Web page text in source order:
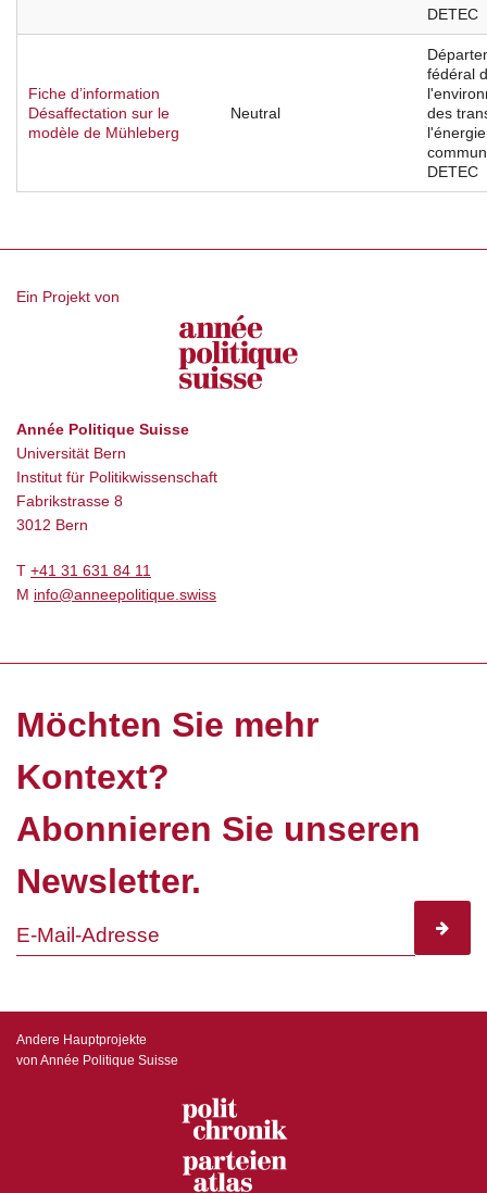
DETEC
Fiche d’information
Désaffectation sur le
modèle de Mühleberg
Neutral
fédéral
des
DETEC
Ein Projekt von
Année Politique Suisse
Universität Bern
Institut für Politikwissenschaft
Fabrikstrasse 8
3012 Bern
T +41 31 631 84 11
M info@anneepolitique.swiss
Möchten Sie mehr
Kontext?
Abonnieren Sie unseren
Newsletter.
Andere Hauptprojekte
von Année Politique Suisse